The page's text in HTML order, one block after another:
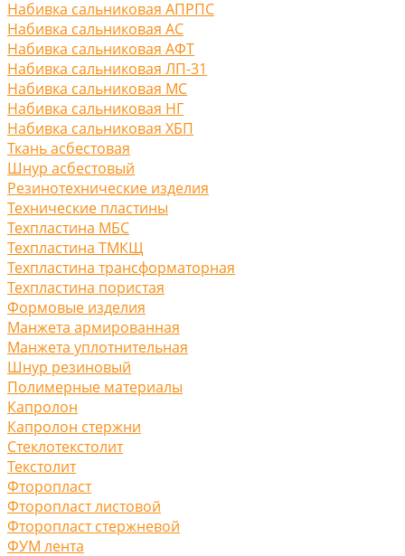
Набивка сальниковая АПРПС
Набивка сальниковая АС
Набивка сальниковая АФТ
Набивка сальниковая ЛП-31
Набивка сальниковая МС
Набивка сальниковая НГ
Набивка сальниковая ХБП
Ткань асбестовая
Шнур асбестовый
Резинотехнические изделия
Технические пластины
Техпластина МБС
Техпластина ТМКЩ
Техпластина трансформаторная
Техпластина пористая
Формовые изделия
Манжета армированная
Манжета уплотнительная
Шнур резиновый
Полимерные материалы
Капролон
Капролон стержни
Стеклотекстолит
Текстолит
Фторопласт
Фторопласт листовой
Фторопласт стержневой
ФУМ лента